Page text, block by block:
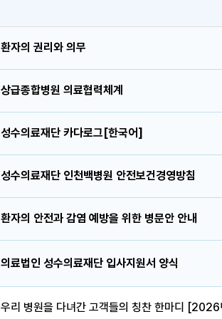
환자의 권리와 의무
상급종합병원 의료협력체계
성수의료재단 카다로그[한국어]
성수의료재단 인천백병원 안전보건경영방침
환자의 안전과 감염 예방을 위한 병문안 안내
의료법인 성수의료재단 입사지원서 양식
우리 병원을 다녀간 고객들의 칭찬 한마디 [2026